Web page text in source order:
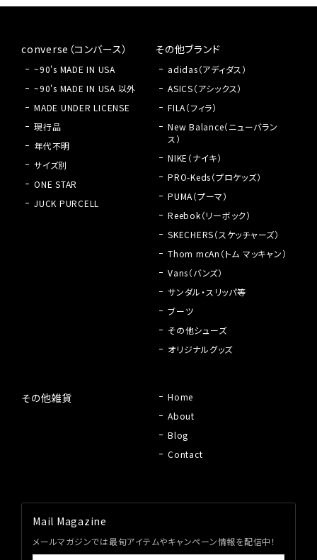
converse（コンバース）
~90's MADE IN USA
~90's MADE IN USA 以外
MADE UNDER LICENSE
現行品
年代不明
サイズ別
ONE STAR
JUCK PURCELL
その他ブランド
adidas（アディダス）
ASICS（アシックス）
FILA（フィラ）
New Balance（ニューバラン
ス）
NIKE（ナイキ）
PRO-Keds（プロケッズ）
PUMA（プーマ）
Reebok（リーボック）
SKECHERS（スケッチャーズ）
Thom mcAn（トム マッキャン）
Vans（バンズ）
サンダル・スリッパ等
ブーツ
その他シューズ
オリジナルグッズ
その他雑貨
Home
About
Blog
Contact
Mail Magazine
メールマガジンでは最旬アイテムやキャンペーン情報を配信中！